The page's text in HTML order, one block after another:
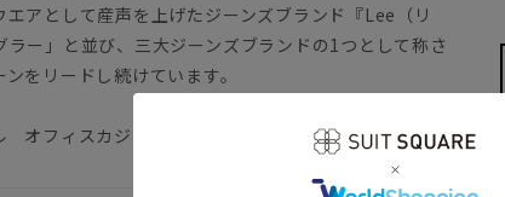
アとして産声を上げたジーンズブランド『Lee（リ
ー」と並び、三大ジーンズブランドの1つとして称さ
をリードし続けています。
オフィスカジュアル デニスラ